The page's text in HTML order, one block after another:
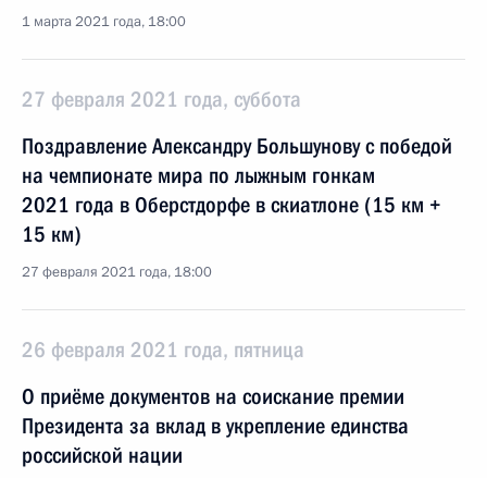
1 марта 2021 года, 18:00
27 февраля 2021 года, суббота
Поздравление Александру Большунову с победой
на чемпионате мира по лыжным гонкам
2021 года в Оберстдорфе в скиатлоне (15 км +
15 км)
27 февраля 2021 года, 18:00
26 февраля 2021 года, пятница
О приёме документов на соискание премии
Президента за вклад в укрепление единства
российской нации